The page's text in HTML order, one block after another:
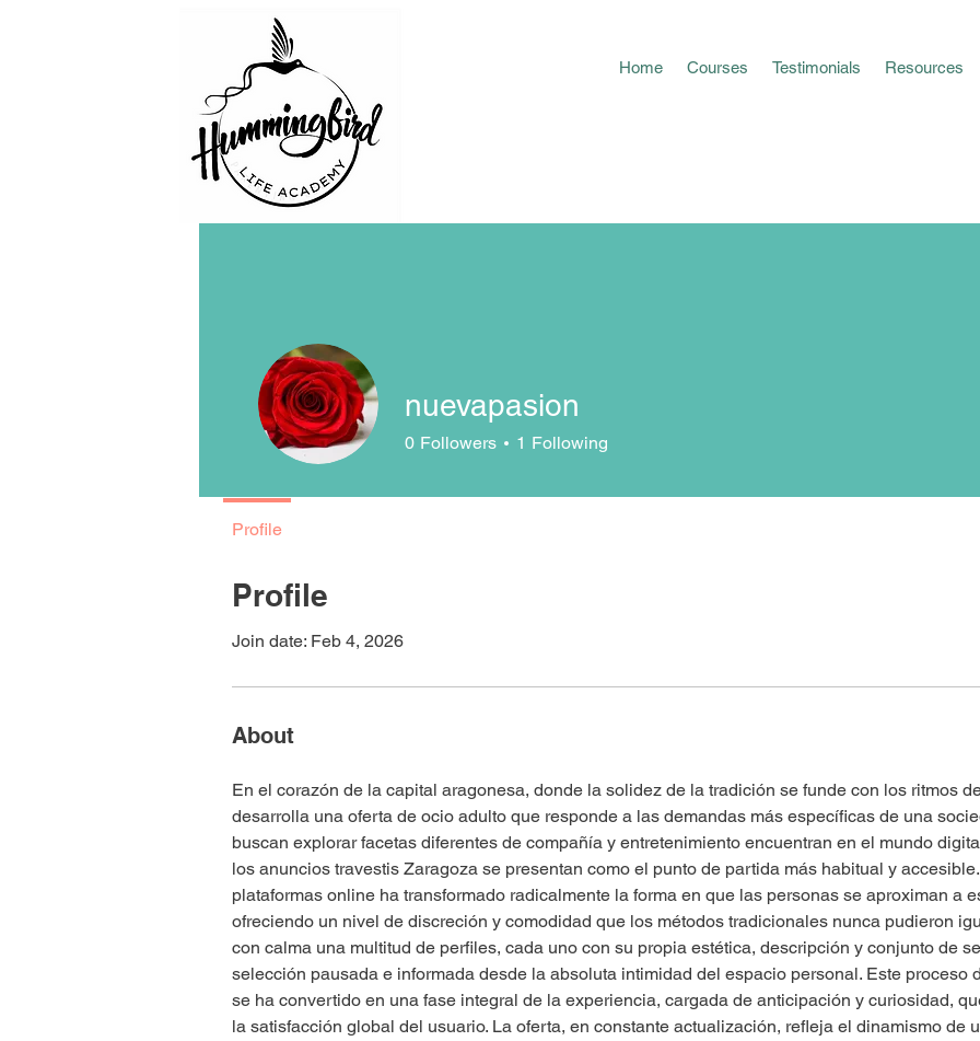
Home Courses Testimonials Resources
Profile
Join date: Feb 4, 2026
About
En el corazón de la capital aragonesa, donde la solidez de la tradición se funde con los ritmos
desarrolla una oferta de ocio adulto que responde a las demandas más específicas de una
buscan explorar facetas diferentes de compañía y entretenimiento encuentran en el mundo
los anuncios travestis Zaragoza se presentan como el punto de partida más habitual y
plataformas online ha transformado radicalmente la forma en que las personas se aproximan a
ofreciendo un nivel de discreción y comodidad que los métodos tradicionales nunca pudieron
con calma una multitud de perfiles, cada uno con su propia estética, descripción y conjunto de
selección pausada e informada desde la absoluta intimidad del espacio personal. Este
se ha convertido en una fase integral de la experiencia, cargada de anticipación y curiosidad,
la satisfacción global del usuario. La oferta, en constante actualización, refleja el dinamismo de
nuevapasion
0 Followers 1 Following
Profile